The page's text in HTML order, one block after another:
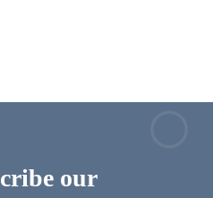
our